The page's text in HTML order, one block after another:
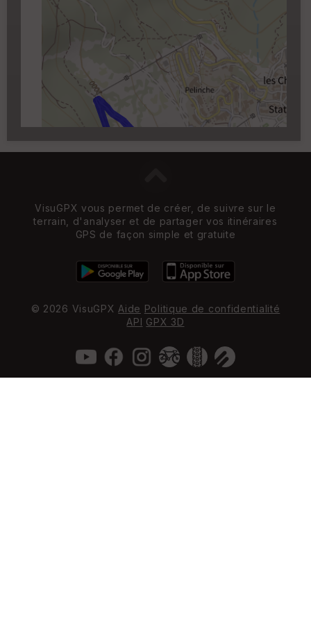
Cartouche
Activez l'edition en cliquant sur le
qui apparait au survol du cartouche.
Carroyage UTM
(1km à partir du niveau de
zoom 14)
VisuGPX vous permet de créer, de suivre sur le
terrain, d'analyser et de partager vos itinéraires
GPS de façon simple et gratuite
© 2026 VisuGPX Aide Politique de confidentialité
API GPX 3D